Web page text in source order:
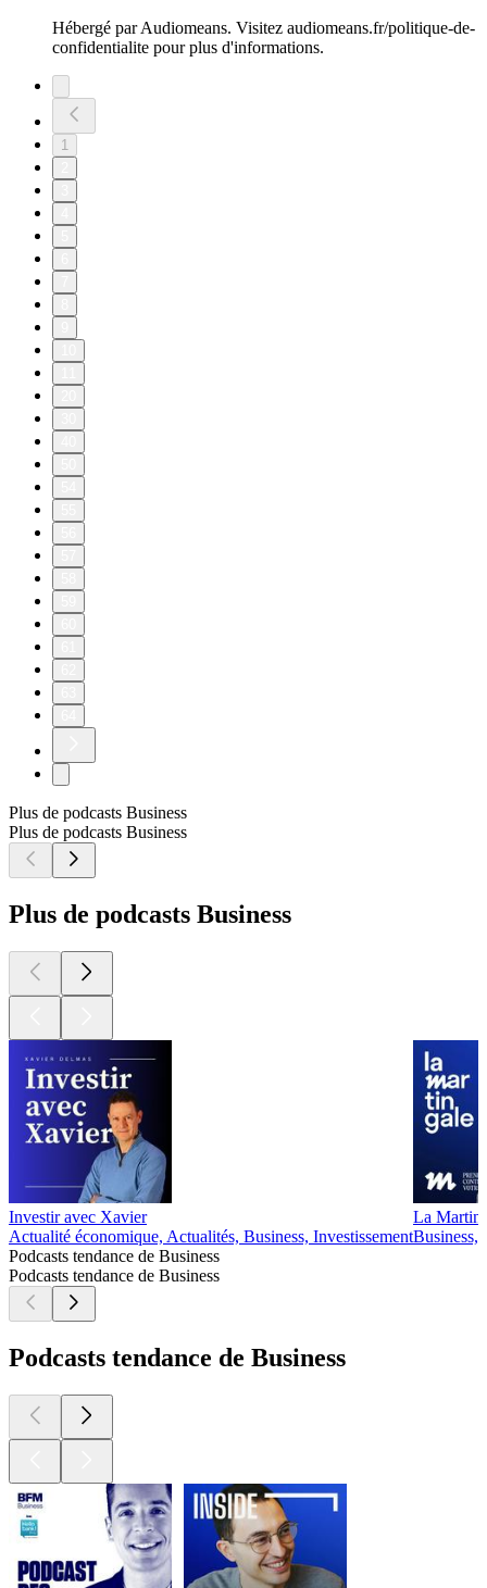
Hébergé par Audiomeans. Visitez audiomeans.fr/politique-de-
confidentialite pour plus d'informations.
1
Plus de podcasts Business
Plus de podcasts Business
Plus de podcasts Business
Investir avec Xavier
Actualité économique, Actualités, Business, Investissement
La
Business,
Podcasts tendance de Business
Podcasts tendance de Business
Podcasts tendance de Business